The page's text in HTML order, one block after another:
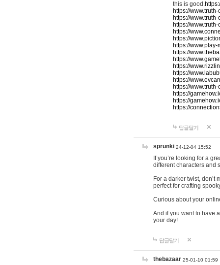
this is good.
https://
https://
https://
https://
https://
https://
https://
https://
https://
https://
https://
https://
https://
https://
https://
답글달기
sprunki 24-12-04 15:52
If you’re looking for a
different characters and
For a darker twist, don’t
perfect for crafting
Curious about your
And if you want to have
your day!
답글달기
thebazaar 25-01-10 01:59